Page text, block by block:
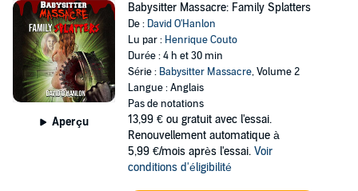
Aperçu
Babysitter Massacre: Family Splatters
De : David O'Hanlon
Lu par : Henrique Couto
Durée : 4 h et 30 min
Série : Babysitter Massacre, Volume 2
Langue : Anglais
Pas de notations
13,99 € ou gratuit avec l'essai.
Renouvellement automatique à
5,99 €/mois après l'essai. Voir
conditions d'éligibilité